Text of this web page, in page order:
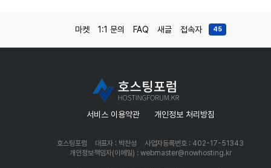
마켓 1:1 문의 FAQ 새글 접속자 45
서비스 이용약관 개인정보 처리방침
호스팅포럼 대표자 : 박찬성
사업자등록번호 : 402-17-51343
개인정보책임자(이메일) : webmaster@nowhosting.kr